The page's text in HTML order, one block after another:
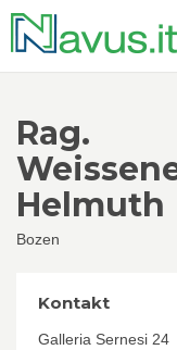
Rag.
Helmuth
Bozen
Kontakt
Galleria Sernesi 24